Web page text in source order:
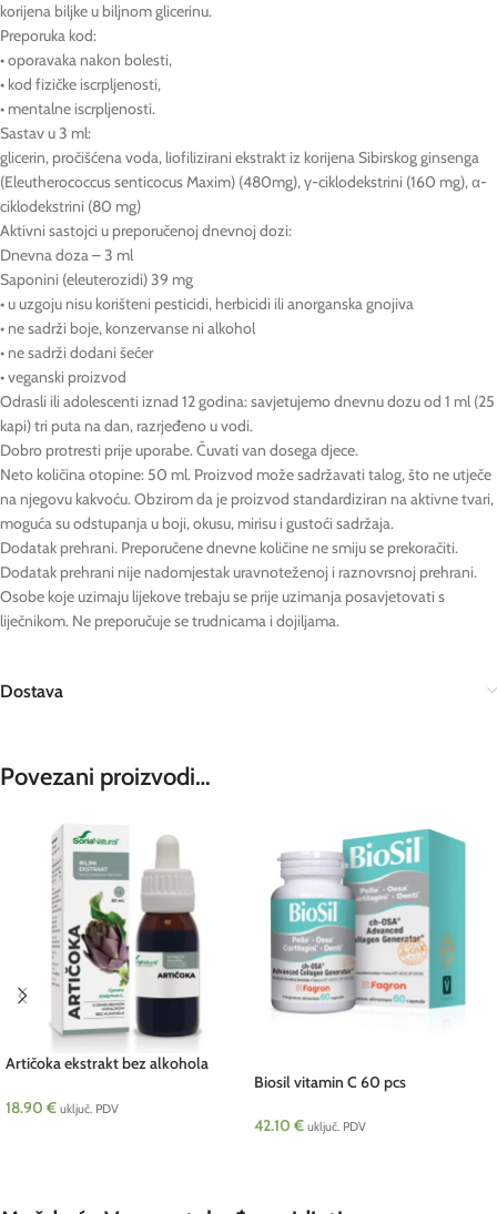
korijena biljke u biljnom glicerinu.
Preporuka kod:
• oporavaka nakon bolesti,
• kod fizičke iscrpljenosti,
• mentalne iscrpljenosti.
Sastav u 3 ml:
glicerin, pročišćena voda, liofilizirani ekstrakt iz korijena Sibirskog ginsenga
(Eleutherococcus senticocus Maxim) (480mg), γ-ciklodekstrini (160 mg), α-
ciklodekstrini (80 mg)
Aktivni sastojci u preporučenoj dnevnoj dozi:
Dnevna doza – 3 ml
Saponini (eleuterozidi) 39 mg
• u uzgoju nisu korišteni pesticidi, herbicidi ili anorganska gnojiva
• ne sadrži boje, konzervanse ni alkohol
• ne sadrži dodani šećer
• veganski proizvod
Odrasli ili adolescenti iznad 12 godina: savjetujemo dnevnu dozu od 1 ml (25
kapi) tri puta na dan, razrjeđeno u vodi.
Dobro protresti prije uporabe. Čuvati van dosega djece.
Neto količina otopine: 50 ml. Proizvod može sadržavati talog, što ne utječe
na njegovu kakvoću. Obzirom da je proizvod standardiziran na aktivne tvari,
moguća su odstupanja u boji, okusu, mirisu i gustoći sadržaja.
Dodatak prehrani. Preporučene dnevne količine ne smiju se prekoračiti.
Dodatak prehrani nije nadomjestak uravnoteženoj i raznovrsnoj prehrani.
Osobe koje uzimaju lijekove trebaju se prije uzimanja posavjetovati s
liječnikom. Ne preporučuje se trudnicama i dojiljama.
Dostava
Povezani proizvodi…
Artičoka ekstrakt bez alkohola
18.90 € uključ. PDV
Biosil vitamin C 60 pcs
42.10 € uključ. PDV